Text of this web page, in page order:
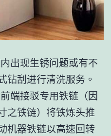
出现生锈问题或有不
钻刮进行清洗服务。
端接驳专用铁链（因
之铁链）将铁炼头推
机器铁链以高速回转